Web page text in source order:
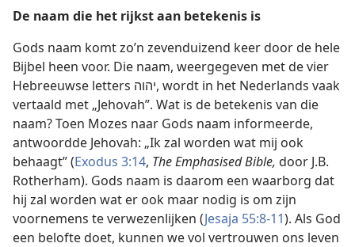
De naam die het rijkst aan betekenis is
Gods naam komt zo’n zevenduizend keer door de hele
Bijbel heen voor. Die naam, weergegeven met de vier
Hebreeuwse letters יהוה, wordt in het Nederlands vaak
vertaald met „Jehovah”. Wat is de betekenis van die
naam? Toen Mozes naar Gods naam informeerde,
antwoordde Jehovah: „Ik zal worden wat mij ook
behaagt” (Exodus 3:14, The Emphasised Bible, door J.B.
Rotherham). Gods naam is daarom een waarborg dat
hij zal worden wat er ook maar nodig is om zijn
voornemens te verwezenlijken (Jesaja 55:8-11). Als God
een belofte doet, kunnen we vol vertrouwen ons leven